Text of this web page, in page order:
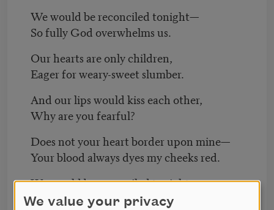
We would be reconciled tonight—
So fully God overwhelms us.
Our hearts are only children,
Eager for weary-sweet slumber.
And our lips would kiss each other,
Why are you fearful?
Does not your heart border upon mine—
Your blood always dyes my cheeks red.
We would be reconciled tonight,
If we clasp each other, we shall not perish.
We value your privacy